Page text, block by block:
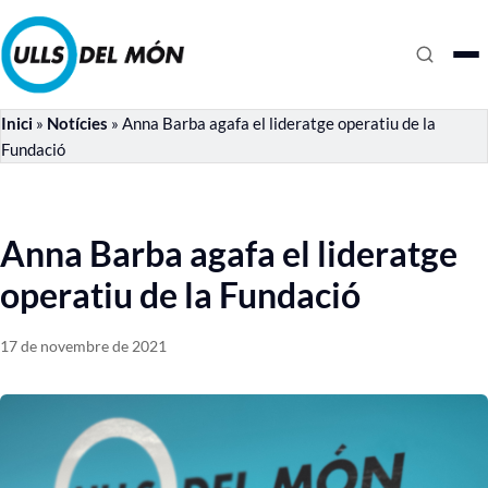
Inici » Notícies » Anna Barba agafa el lideratge operatiu de la
Fundació
Anna Barba agafa el lideratge
operatiu de la Fundació
17 de novembre de 2021